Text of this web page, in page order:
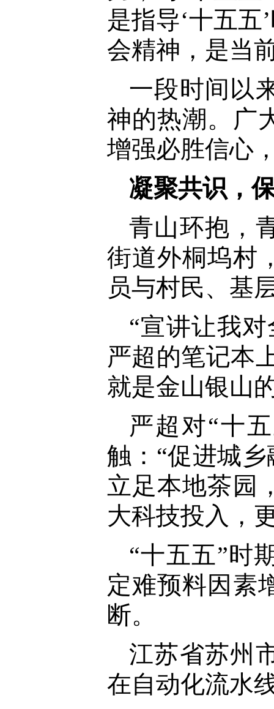
是指导‘十五
会精神，是当
一段时间以
神的热潮。广
增强必胜信心
凝聚共识，
青山环抱，
街道外桐坞村
员与村民、基
“宣讲让我
严超的笔记本
就是金山银山
严超对“十
触：“促进城
立足本地茶园
大科技投入，
“十五五”时
定难预料因素
断。
江苏省苏州
在自动化流水